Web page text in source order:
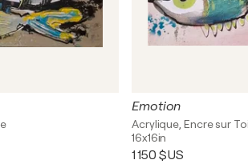
Emotion
Acrylique, Encre sur
16x16in
1 150 $US